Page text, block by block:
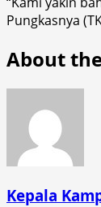
Pungkasnya
About
Kepala